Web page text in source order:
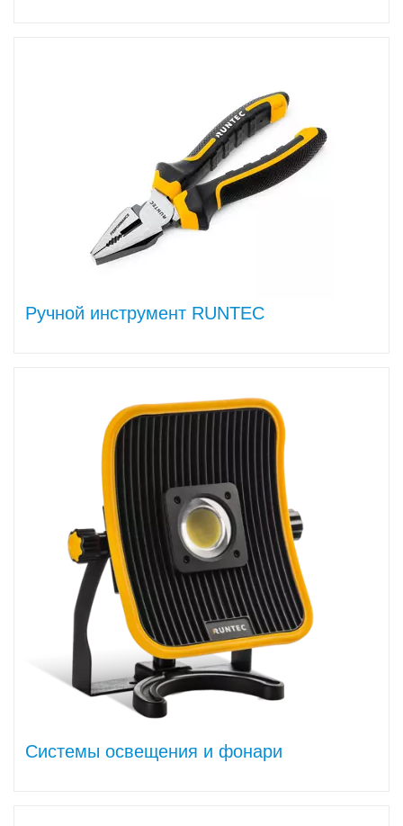
Ручной инструмент RUNTEC
Системы освещения и фонари